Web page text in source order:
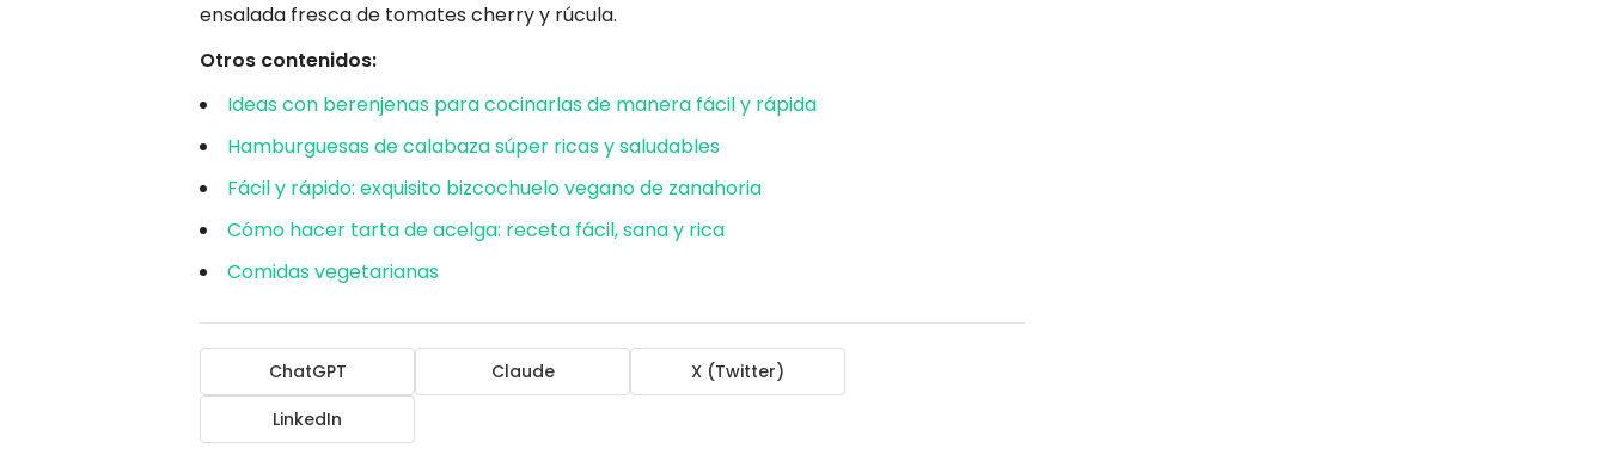
ensalada fresca de tomates cherry y rúcula.
Otros contenidos:
Ideas con berenjenas para cocinarlas de manera fácil y rápida
Hamburguesas de calabaza súper ricas y saludables
Fácil y rápido: exquisito bizcochuelo vegano de zanahoria
Cómo hacer tarta de acelga: receta fácil, sana y rica
Comidas vegetarianas
ChatGPT Claude
X (Twitter)
LinkedIn